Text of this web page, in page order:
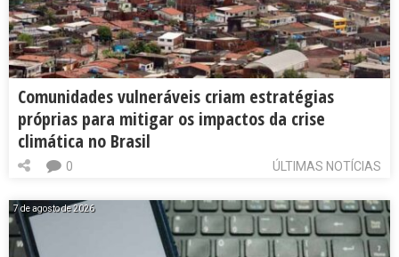
Comunidades vulneráveis criam estratégias
próprias para mitigar os impactos da crise
climática no Brasil
ÚLTIMAS NOTÍCIAS
0
7 de agosto de 2026